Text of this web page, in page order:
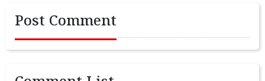
Post Comment